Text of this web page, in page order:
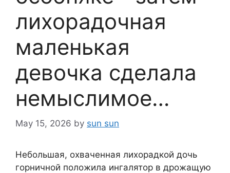
лихорадочная
маленькая
девочка сделала
немыслимое…
May 15, 2026 by sun sun
Небольшая, охваченная лихорадкой дочь
горничной положила ингалятор в дрожащую